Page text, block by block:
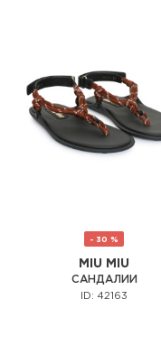
- 30 %
MIU MIU
САНДАЛИИ
ID: 42163